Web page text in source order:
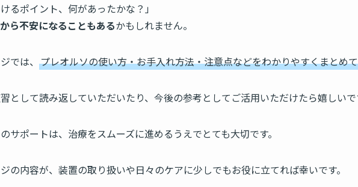
けるポイント、何があったかな？」
ら不安になることもあるかもしれません。
では、 プレオルソの使い方・お手入れ方法・注意点などをわかりやすくまとめ
として読み返していただいたり、今後の参考としてご活用いただけたら嬉しいで
サポートは、治療をスムーズに進めるうえでとても大切です。
の内容が、装置の取り扱いや日々のケアに少しでもお役に立てれば幸いです。